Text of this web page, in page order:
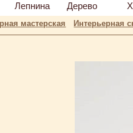
Лепнина Дерево
мастерская
Интерьерная